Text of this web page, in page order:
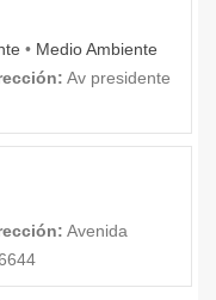
• Medio Ambiente
Av presidente
Avenida